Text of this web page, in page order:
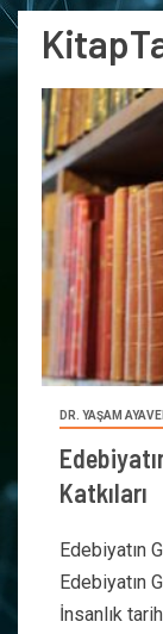
DR. YAŞAM
Katkıları
Edebiyatın
Edebiyatın
İnsanlık